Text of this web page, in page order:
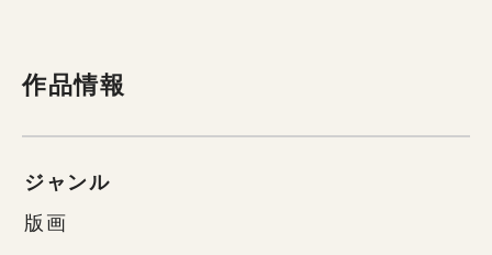
作品情報
ジャンル
版画